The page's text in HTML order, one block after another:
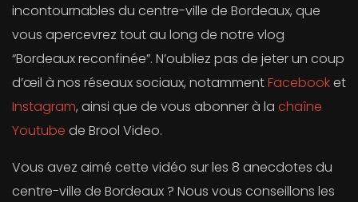
incontournables du centre-ville de Bordeaux, que
vous apercevrez tout au long de notre vlog
“Bordeaux reconfinée”. N’oubliez pas de jeter un coup
d’œil à nos réseaux sociaux, notammentFacebooket
Instagram, ainsi que de vous abonner à la chaîne
Youtube de Brool Video.
Vous avez aimé cette vidéo sur les 8 anecdotes du
centre-ville de Bordeaux ? Nous vous conseillons les